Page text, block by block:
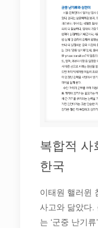
복합적 사
한국
이태원 핼러윈
사고와 닮았다.
는 ‘군중 난기